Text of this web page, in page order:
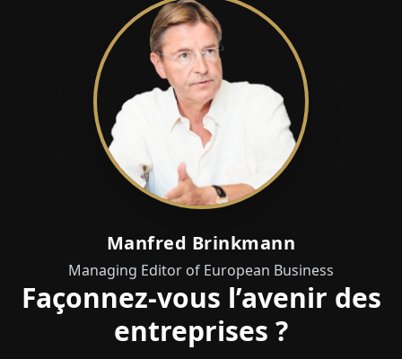
Manfred Brinkmann
Managing Editor of European Business
Façonnez-vous l’avenir des
entreprises ?